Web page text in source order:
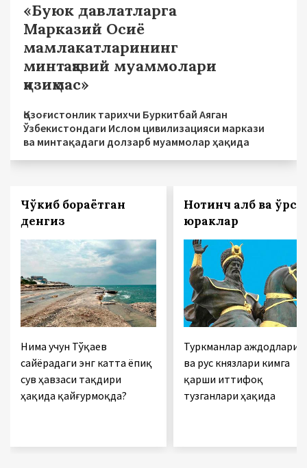
«Буюк давлатларга
Марказий Осиё
мамлакатларининг
минтақавий муаммолари
қизиқмас»
Қозоғистонлик тарихчи Буркитбай Аяган
Ўзбекистондаги Ислом цивилизацияси маркази
ва минтақадаги долзарб муаммолар ҳақида
Чўкиб бораётган
денгиз
Нима учун Тўқаев
сайёрадаги энг катта ёпиқ
сув ҳавзаси тақдири
ҳақида қайғурмоқда?
Нотинч қалб ва қўрс
юраклар
Туркманлар аждодлари
ва рус князлари кимга
қарши иттифоқ
тузганлари ҳақида